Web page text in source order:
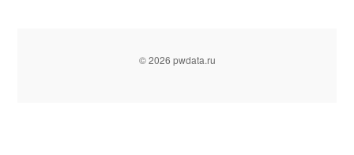
© 2026 pwdata.ru